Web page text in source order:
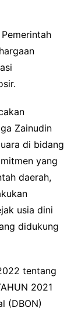
Zainudin
di bidang
yang
daerah,
usia dini
didukung
tentang
2021
(DBON)